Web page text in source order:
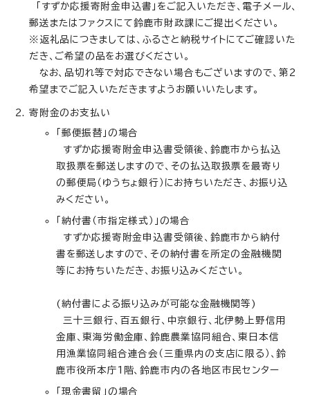
「すずか応援寄附金申込書」をご記入いただき、電子メール、
郵送またはファクスにて鈴鹿市財政課にご提出ください。
※返礼品につきましては、ふるさと納税サイトにてご確認いた
だき、ご希望の品をお選びください。
なお、品切れ等で対応できない場合もございますので、第2
希望までご記入いただきますようお願いいたします。
寄附金のお支払い
「郵便振替」の場合
すずか応援寄附金申込書受領後、鈴鹿市から払込
取扱票を郵送しますので、その払込取扱票を最寄り
の郵便局（ゆうちょ銀行）にお持ちいただき、お振り込
みください。
「納付書（市指定様式）」の場合
すずか応援寄附金申込書受領後、鈴鹿市から納付
書を郵送しますので、その納付書を所定の金融機関
等にお持ちいただき、お振り込みください。
(納付書による振り込みが可能な金融機関等)
三十三銀行、百五銀行、中京銀行、北伊勢上野信用
金庫、東海労働金庫、鈴鹿農業協同組合、東日本信
用漁業協同組合連合会（三重県内の支店に限る）、鈴
鹿市役所本庁1階、鈴鹿市内の各地区市民センター
「現金書留」の場合